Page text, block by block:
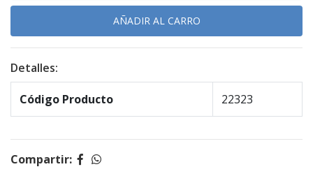
Detalles:
Código Producto 22323
Compartir: